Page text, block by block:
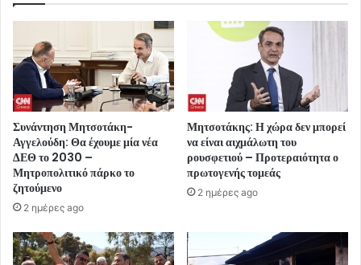
Συνάντηση Μητσοτάκη-
Αγγελούδη: Θα έχουμε μία νέα
ΔΕΘ το 2030 –
Μητροπολιτικό πάρκο το
ζητούμενο
2 ημέρες ago
Μητσοτάκης: Η χώρα δεν μπορεί
να είναι αιχμάλωτη του
ρουσφετιού – Προτεραιότητα ο
πρωτογενής τομεάς
2 ημέρες ago